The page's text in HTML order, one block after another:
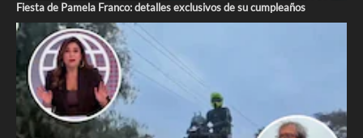
Fiesta de Pamela Franco: detalles exclusivos de su cumpleaños